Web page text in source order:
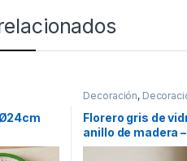
Decoración,
Florero gris de
anillo de madera
[704630]